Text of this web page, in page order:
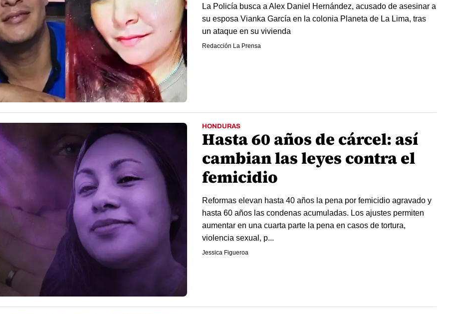
La Policía busca a Alex Daniel Hernández, acusado de asesinar a
su esposa Vianka García en la colonia Planeta de La Lima, tras
un ataque en su vivienda
Redacción La Prensa
HONDURAS
Hasta 60 años de cárcel: así
cambian las leyes contra el
femicidio
Reformas elevan hasta 40 años la pena por femicidio agravado y
hasta 60 años las condenas acumuladas. Los ajustes permiten
aumentar en una cuarta parte la pena en casos de tortura,
violencia sexual, p...
Jessica Figueroa